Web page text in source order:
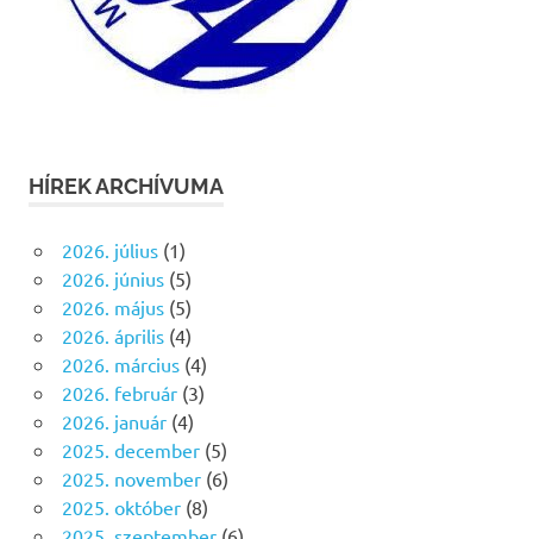
HÍREK ARCHÍVUMA
2026. július(1)
2026. június(5)
2026. május(5)
2026. április(4)
2026. március(4)
2026. február(3)
2026. január(4)
2025. december(5)
2025. november(6)
2025. október(8)